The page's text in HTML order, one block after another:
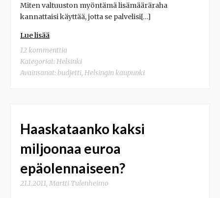
Miten valtuuston myöntämä lisämääräraha
kannattaisi käyttää, jotta se palvelisi[…]
Lue lisää
12 kommenttia
Kategoriat: Helsinki
Avainsanat: budjetti Helsingin kaupunki
Haaskataanko kaksi
miljoonaa euroa
epäolennaiseen?
21.1.2011 Martti Tulenheimo